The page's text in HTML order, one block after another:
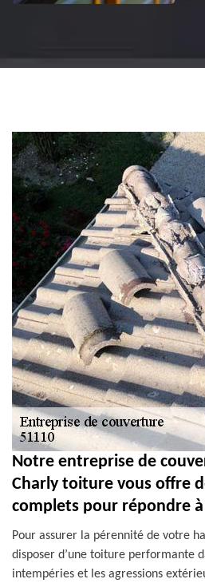
et PVC 51
Notre entreprise de
Charly toiture vous offre
complets pour répondre
Pour assurer la pérennité de votre
disposer d’une toiture performante
intempéries et les agressions